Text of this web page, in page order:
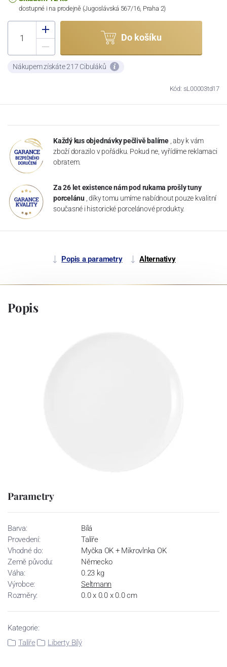
dostupné i na prodejně (Jugoslávská 567/16, Praha 2)
Do košíku
Nákupem získáte 217 Cibuláků
Kód: sL00003td17
Každý kus objednávky pečlivě balíme , aby k vám
zboží dorazilo v pořádku. Pokud ne, vyřídíme reklamaci
obratem.
Za 26 let existence nám pod rukama prošly tuny
porcelánu , díky tomu umíme nabídnout pouze kvalitní
současné i historické porcelánové produkty.
Popis a parametry Alternativy
Popis
Parametry
Barva:
Bílá
Provedení:
Talíře
Vhodné do:
Myčka OK + Mikrovlnka OK
Země původu:
Německo
Váha:
0.23 kg
Výrobce:
Seltmann
Rozměry:
0.0 x 0.0 x 0.0 cm
Kategorie:
Talíře
Liberty Bílý